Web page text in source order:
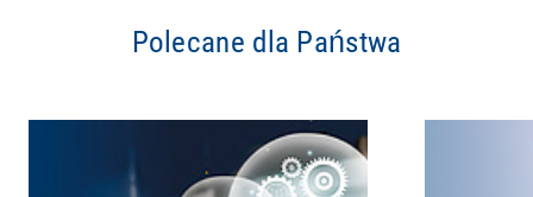
Polecane dla Państwa